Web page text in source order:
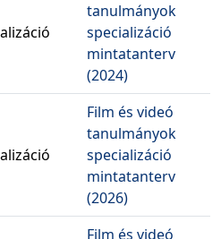
tanulmányok
specializáció
mintatanterv
(2024)
Film és videó
tanulmányok
specializáció
mintatanterv
(2026)
Film és videó